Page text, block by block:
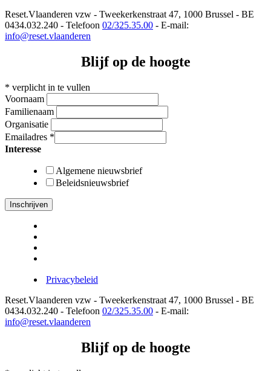
Reset.Vlaanderen vzw - Tweekerkenstraat 47, 1000 Brussel - BE
0434.032.240 - Telefoon 02/325.35.00 - E-mail:
info@reset.vlaanderen
Blijf op de hoogte
* verplicht in te vullen
Voornaam
Familienaam
Organisatie
Emailadres *
Interesse
Algemene nieuwsbrief
Beleidsnieuwsbrief
Privacybeleid
Reset.Vlaanderen vzw - Tweekerkenstraat 47, 1000 Brussel - BE
0434.032.240 - Telefoon 02/325.35.00 - E-mail:
info@reset.vlaanderen
Blijf op de hoogte